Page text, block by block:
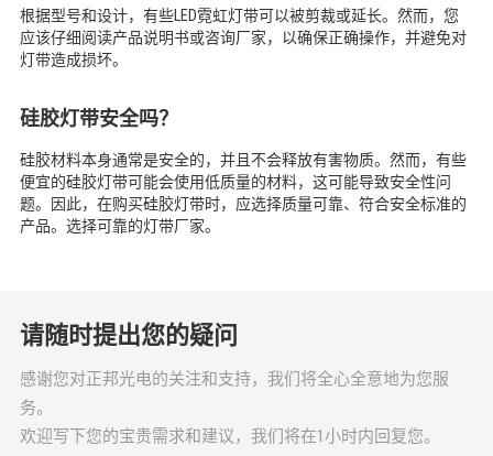
根据型号和设计，有些LED霓虹灯带可以被剪裁或延长。然而，您
应该仔细阅读产品说明书或咨询厂家，以确保正确操作，并避免对
灯带造成损坏。
硅胶灯带安全吗？
硅胶材料本身通常是安全的，并且不会释放有害物质。然而，有些
便宜的硅胶灯带可能会使用低质量的材料，这可能导致安全性问
题。因此，在购买硅胶灯带时，应选择质量可靠、符合安全标准的
产品。选择可靠的灯带厂家。
请随时提出您的疑问
感谢您对正邦光电的关注和支持，我们将全心全意地为您服
务。
欢迎写下您的宝贵需求和建议，我们将在1小时内回复您。